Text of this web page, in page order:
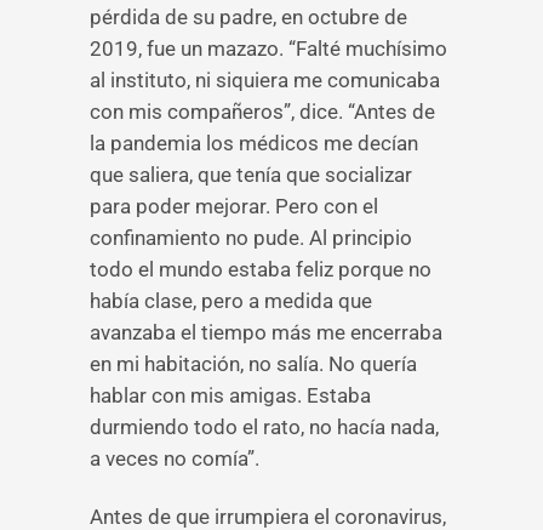
pérdida de su padre, en octubre de
2019, fue un mazazo. “Falté muchísimo
al instituto, ni siquiera me comunicaba
con mis compañeros”, dice. “Antes de
la pandemia los médicos me decían
que saliera, que tenía que socializar
para poder mejorar. Pero con el
confinamiento no pude. Al principio
todo el mundo estaba feliz porque no
había clase, pero a medida que
avanzaba el tiempo más me encerraba
en mi habitación, no salía. No quería
hablar con mis amigas. Estaba
durmiendo todo el rato, no hacía nada,
a veces no comía”.
Antes de que irrumpiera el coronavirus,